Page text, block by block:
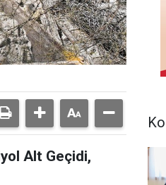
Alt Geçidi,